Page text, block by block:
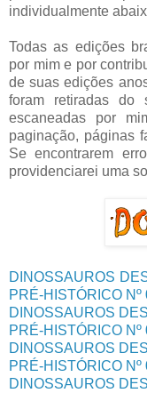
individualmente
Todas as edições
por mim e por
de suas edições
foram retiradas do
escaneadas por
paginação, páginas
Se encontrarem
providenciarei uma
DINOSSAUROS
PRÉ-HISTÓRICO Nº
DINOSSAUROS
PRÉ-HISTÓRICO Nº
DINOSSAUROS
PRÉ-HISTÓRICO Nº
DINOSSAUROS